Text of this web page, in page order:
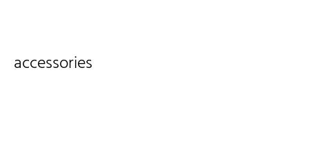
accessories